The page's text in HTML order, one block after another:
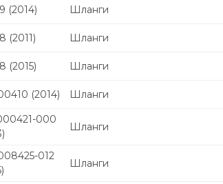
(2014) Шланги
(2011) Шланги
(2015) Шланги
(2014) Шланги
000
Шланги
012
Шланги